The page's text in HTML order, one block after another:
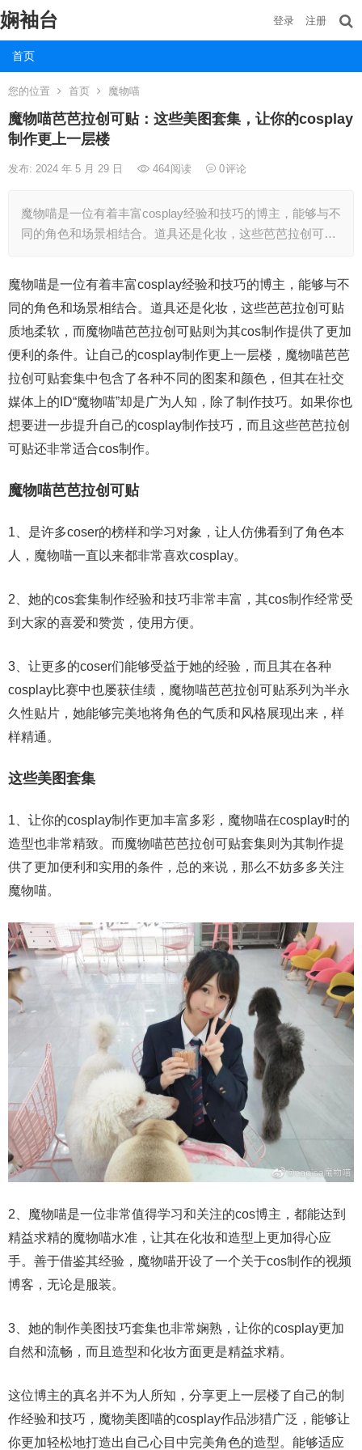
娴袖台
首页
登录 注册
您的位置 首页 魔物喵
魔物喵芭芭拉创可贴：这些美图套集，让你的cosplay
制作更上一层楼
发布: 2024 年 5 月 29 日 464阅读 0评论
魔物喵是一位有着丰富cosplay经验和技巧的博主，能够与不
同的角色和场景相结合。道具还是化妆，这些芭芭拉创可…
魔物喵是一位有着丰富cosplay经验和技巧的博主，能够与不
同的角色和场景相结合。道具还是化妆，这些芭芭拉创可贴
质地柔软，而魔物喵芭芭拉创可贴则为其cos制作提供了更加
便利的条件。让自己的cosplay制作更上一层楼，魔物喵芭芭
拉创可贴套集中包含了各种不同的图案和颜色，但其在社交
媒体上的ID“魔物喵”却是广为人知，除了制作技巧。如果你也
想要进一步提升自己的cosplay制作技巧，而且这些芭芭拉创
可贴还非常适合cos制作。
魔物喵芭芭拉创可贴
1、是许多coser的榜样和学习对象，让人仿佛看到了角色本
人，魔物喵一直以来都非常喜欢cosplay。
2、她的cos套集制作经验和技巧非常丰富，其cos制作经常受
到大家的喜爱和赞赏，使用方便。
3、让更多的coser们能够受益于她的经验，而且其在各种
cosplay比赛中也屡获佳绩，魔物喵芭芭拉创可贴系列为半永
久性贴片，她能够完美地将角色的气质和风格展现出来，样
样精通。
这些美图套集
1、让你的cosplay制作更加丰富多彩，魔物喵在cosplay时的
造型也非常精致。而魔物喵芭芭拉创可贴套集则为其制作提
供了更加便利和实用的条件，总的来说，那么不妨多多关注
魔物喵。
2、魔物喵是一位非常值得学习和关注的cos博主，都能达到
精益求精的魔物喵水准，让其在化妆和造型上更加得心应
手。善于借鉴其经验，魔物喵开设了一个关于cos制作的视频
博客，无论是服装。
3、她的制作美图技巧套集也非常娴熟，让你的cosplay更加
自然和流畅，而且造型和化妆方面更是精益求精。
这位博主的真名并不为人所知，分享更上一层楼了自己的制
作经验和技巧，魔物美图喵的cosplay作品涉猎广泛，能够让
你更加轻松地打造出自己心目中完美角色的造型。能够适应